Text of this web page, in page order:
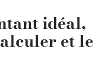
idéal,
et le